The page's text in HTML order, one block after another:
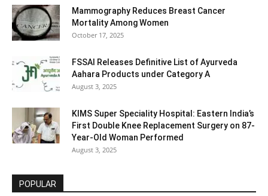
Mammography Reduces Breast Cancer
Mortality Among Women
October 17, 2025
FSSAI Releases Definitive List of Ayurveda
Aahara Products under Category A
August 3, 2025
KIMS Super Speciality Hospital: Eastern India’s
First Double Knee Replacement Surgery on 87-
Year-Old Woman Performed
August 3, 2025
POPULAR